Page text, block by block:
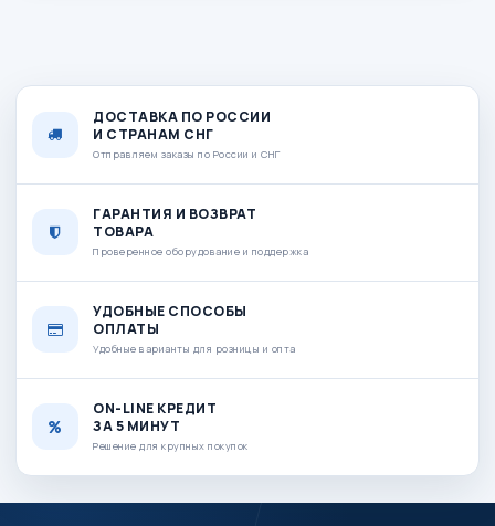
ДОСТАВКА ПО РОССИИ
И СТРАНАМ СНГ
Отправляем заказы по России и СНГ
ГАРАНТИЯ И ВОЗВРАТ
ТОВАРА
Проверенное оборудование и поддержка
УДОБНЫЕ СПОСОБЫ
ОПЛАТЫ
Удобные варианты для розницы и опта
ON-LINE КРЕДИТ
ЗА 5 МИНУТ
Решение для крупных покупок